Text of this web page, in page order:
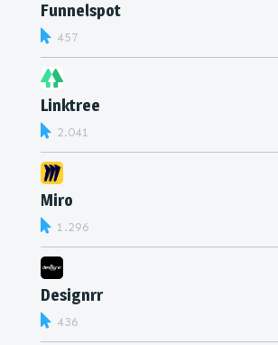
Funnelspot
457
Linktree
2.041
Miro
1.296
Designrr
436